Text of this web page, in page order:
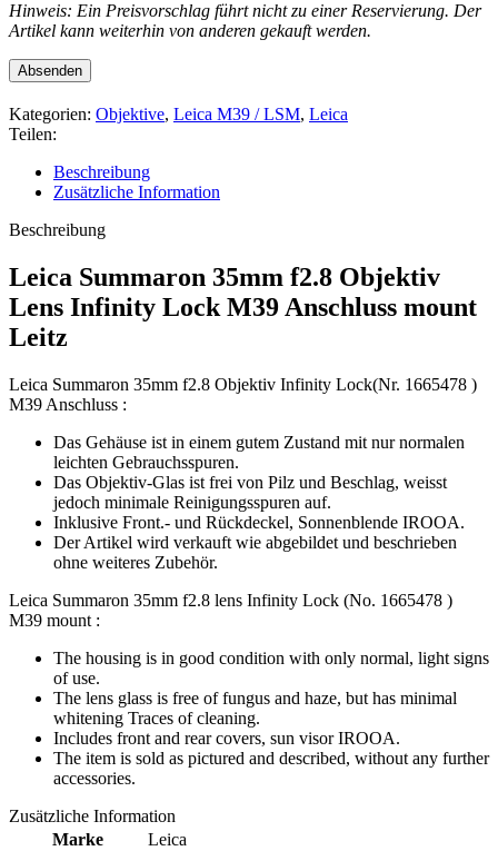
Hinweis: Ein Preisvorschlag führt nicht zu einer Reservierung. Der
Artikel kann weiterhin von anderen gekauft werden.
Kategorien: Objektive, Leica M39 / LSM, Leica
Teilen:
Beschreibung
Zusätzliche Information
Beschreibung
Leica Summaron 35mm f2.8 Objektiv
Lens Infinity Lock M39 Anschluss mount
Leitz
Leica Summaron 35mm f2.8 Objektiv Infinity Lock(Nr. 1665478 )
M39 Anschluss :
Das Gehäuse ist in einem gutem Zustand mit nur normalen
leichten Gebrauchsspuren.
Das Objektiv-Glas ist frei von Pilz und Beschlag, weisst
jedoch minimale Reinigungsspuren auf.
Inklusive Front.- und Rückdeckel, Sonnenblende IROOA.
Der Artikel wird verkauft wie abgebildet und beschrieben
ohne weiteres Zubehör.
Leica Summaron 35mm f2.8 lens Infinity Lock (No. 1665478 )
M39 mount :
The housing is in good condition with only normal, light signs
of use.
The lens glass is free of fungus and haze, but has minimal
whitening Traces of cleaning.
Includes front and rear covers, sun visor IROOA.
The item is sold as pictured and described, without any further
accessories.
Zusätzliche Information
Marke
Leica